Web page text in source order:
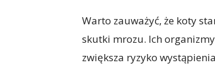
Warto zauważyć, że koty
skutki mrozu. Ich
zwiększa ryzyko